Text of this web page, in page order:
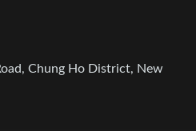
Chung Ho District, New